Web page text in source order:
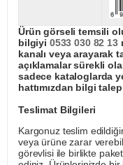
Ürün görseli temsili
bilgiyi 0533 030 82 13
kanalı veya arayarak
açıklamalar sürekli
sadece kataloglarda
hattımızdan bilgi
Teslimat Bilgileri
Kargonuz teslim
veya ürüne zarar
görevlisi ile birlikte